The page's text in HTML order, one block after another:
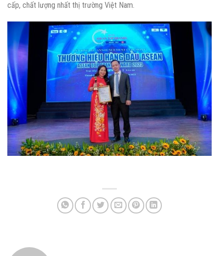
cấp, chất lượng nhất thị trường Việt Nam.